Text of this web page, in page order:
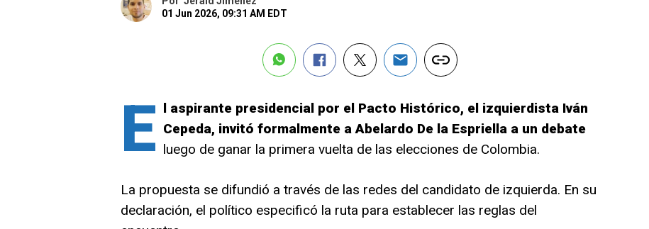
01 Jun 2026, 09:31 AM EDT
E l aspirante presidencial por el Pacto Histórico, el izquierdista Iván
Cepeda, invitó formalmente a Abelardo De la Espriella a un debate
luego de ganar la primera vuelta de las elecciones de Colombia.
La propuesta se difundió a través de las redes del candidato de izquierda. En su
declaración, el político especificó la ruta para establecer las reglas del